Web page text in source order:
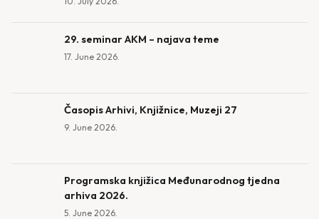
29. seminar AKM – najava teme
17. June 2026.
Časopis Arhivi, Knjižnice, Muzeji 27
9. June 2026.
Programska knjižica Međunarodnog tjedna
arhiva 2026.
5. June 2026.